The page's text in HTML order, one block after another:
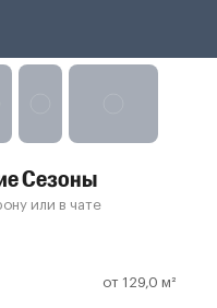
Сезоны
или в чате
от 129,0 м²